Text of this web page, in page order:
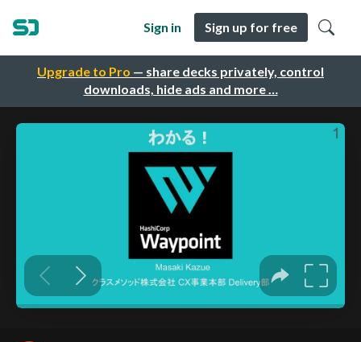
Upgrade to Pro — share decks privately, control
downloads, hide ads and more …
Sign in Sign up for free